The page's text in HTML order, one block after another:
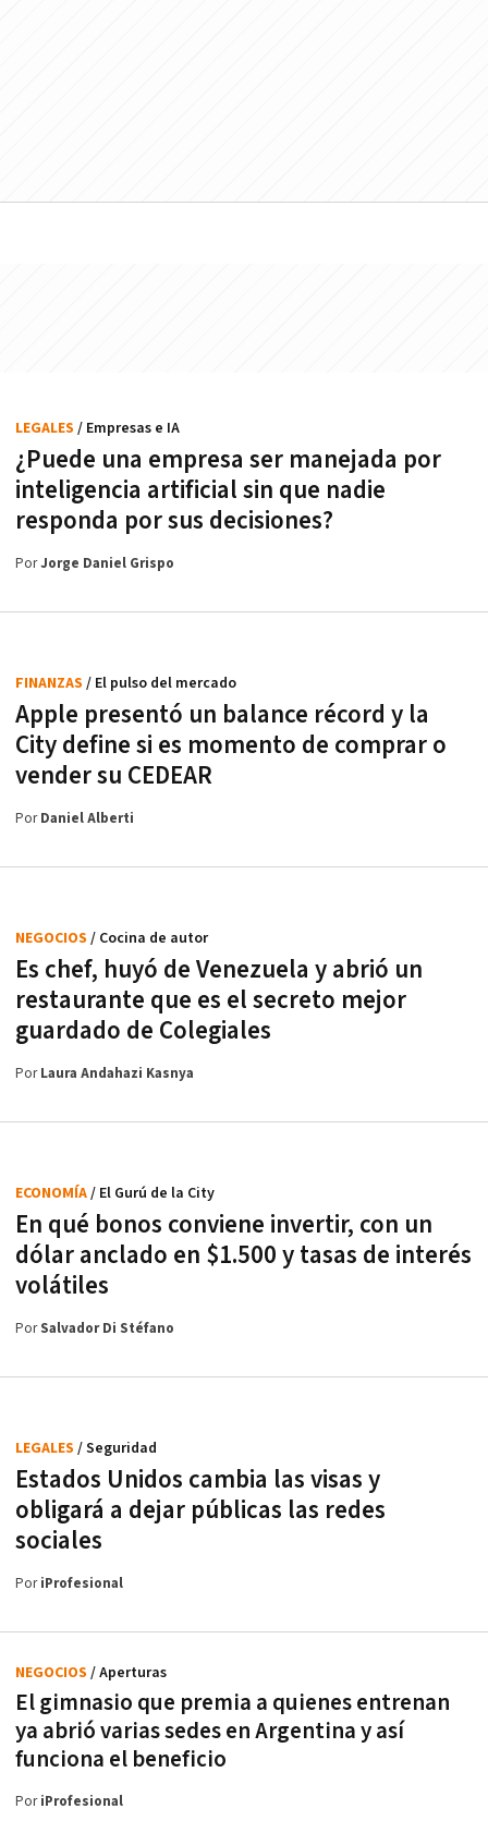
¿Puede una empresa ser manejada por
inteligencia artificial sin que nadie
responda por sus decisiones?
LEGALES / Empresas e IA
PorJorge Daniel Grispo
Apple presentó un balance récord y la
City define si es momento de comprar o
vender su CEDEAR
FINANZAS / El pulso del mercado
PorDaniel Alberti
Es chef, huyó de Venezuela y abrió un
restaurante que es el secreto mejor
guardado de Colegiales
NEGOCIOS / Cocina de autor
PorLaura Andahazi Kasnya
En qué bonos conviene invertir, con un
dólar anclado en $1.500 y tasas de interés
volátiles
ECONOMÍA/ El Gurú de la City
PorSalvador Di Stéfano
Estados Unidos cambia las visas y
obligará a dejar públicas las redes
sociales
LEGALES / Seguridad
PoriProfesional
El gimnasio que premia a quienes entrenan
ya abrió varias sedes en Argentina y así
funciona el beneficio
NEGOCIOS / Aperturas
PoriProfesional